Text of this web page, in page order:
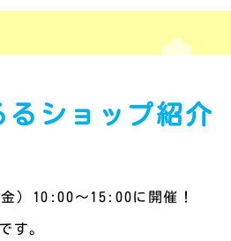
ショップ紹介
） 10:00～ 15:00に開催！
す。